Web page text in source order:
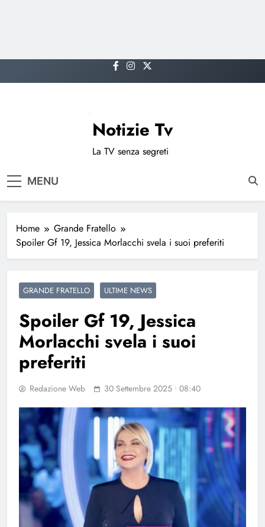
to
Notizie Tv
La TV senza segreti
MENU
Home
Grande Fratello
Spoiler Gf 19, Jessica Morlacchi svela i suoi preferiti
GRANDE FRATELLO ULTIME NEWS
Spoiler Gf 19, Jessica
Morlacchi svela i suoi
preferiti
Redazione Web 30 Settembre 2025 • 08:40